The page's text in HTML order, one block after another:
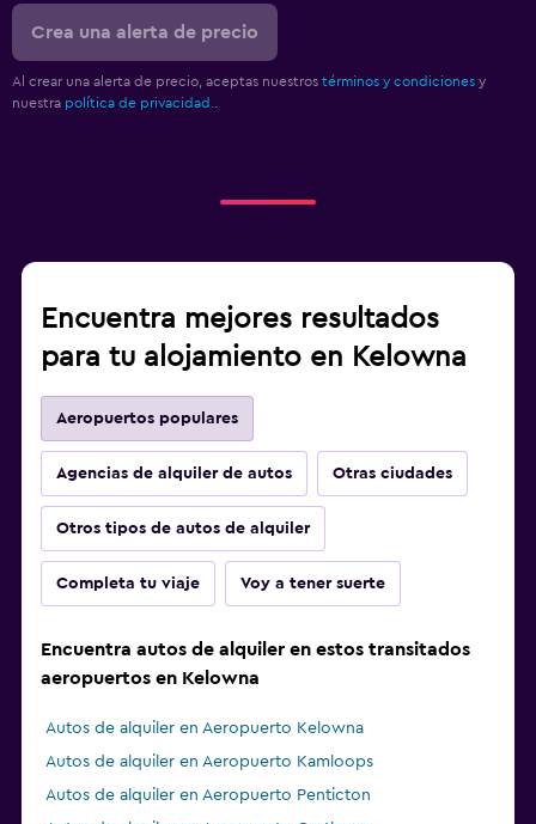
Crea una alerta de precio
Al crear una alerta de precio, aceptas nuestros términos y condiciones y
nuestra política de privacidad..
Encuentra mejores resultados
para tu alojamiento en Kelowna
Aeropuertos populares
Agencias de alquiler de autos Otras ciudades
Otros tipos de autos de alquiler
Completa tu viaje Voy a tener suerte
Encuentra autos de alquiler en estos transitados
aeropuertos en Kelowna
Autos de alquiler en Aeropuerto Kelowna
Autos de alquiler en Aeropuerto Kamloops
Autos de alquiler en Aeropuerto Penticton